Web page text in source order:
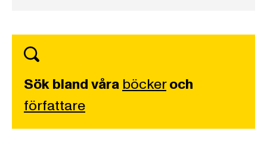
Sök bland våra böckeroch
författare